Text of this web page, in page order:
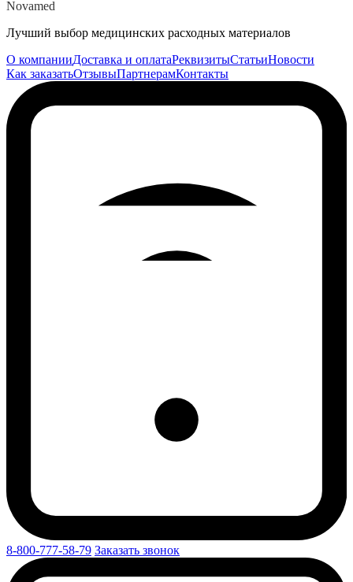
Novamed
Лучший выбор медицинских расходных материалов
О компанииДоставка и оплатаРеквизитыСтатьиНовости
Как заказатьОтзывыПартнерамКонтакты
8-800-777-58-79 Заказать звонок